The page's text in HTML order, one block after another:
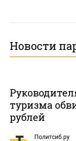
Новости
туризма
рублей
Политсиб.ру